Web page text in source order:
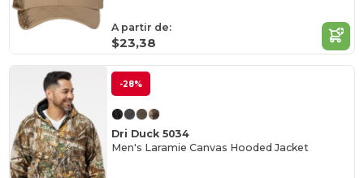
A partir de:
$23,38
-28%
Dri Duck 5034
Men's Laramie Canvas Hooded Jacket